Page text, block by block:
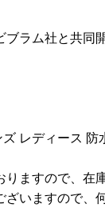
ラム社と共同
レディース
ますので、在
いますので、